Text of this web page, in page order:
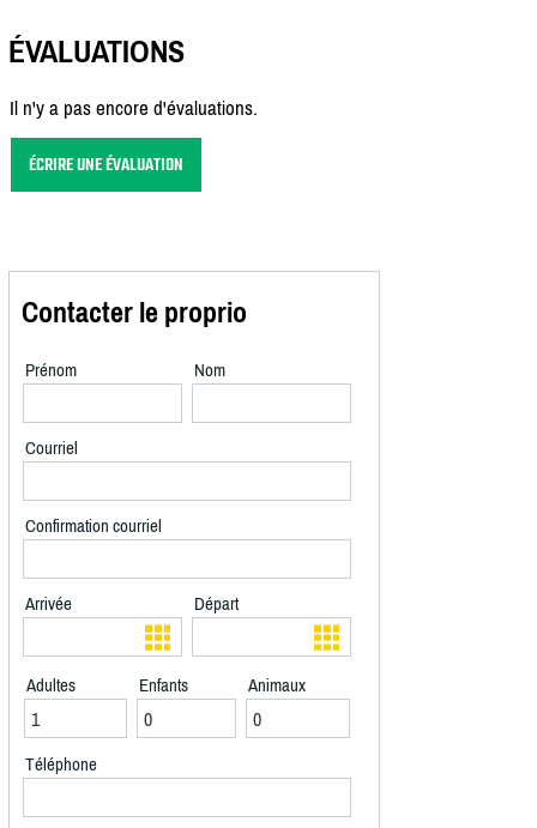
ÉVALUATIONS
Il n'y a pas encore d'évaluations.
ÉCRIRE UNE ÉVALUATION
Contacter le proprio
Prénom Nom
Courriel
Confirmation courriel
Arrivée Départ
Adultes Enfants Animaux
Téléphone